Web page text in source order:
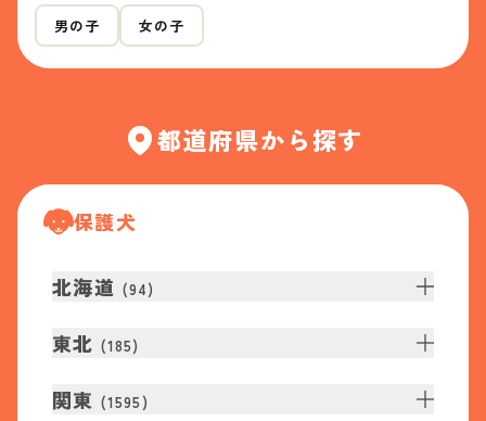
男の子 女の子
都道府県から探す
保護犬
北海道 (94)
東北 (185)
関東 (1595 )